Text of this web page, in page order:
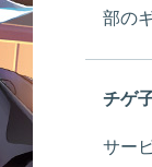
部の
チゲ
サー